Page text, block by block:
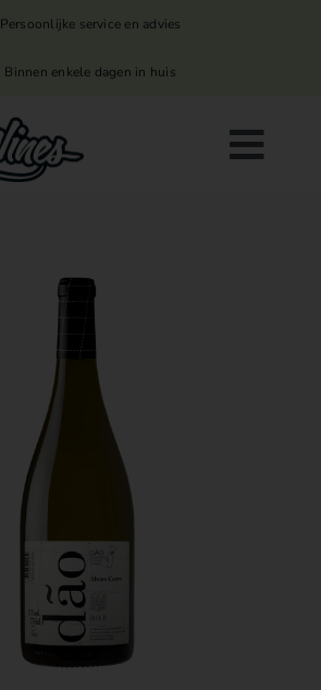
Persoonlijke service en advies
Binnen enkele dagen in huis